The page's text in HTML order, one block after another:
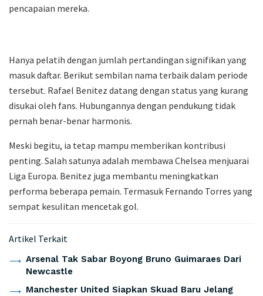
pencapaian mereka.
Hanya pelatih dengan jumlah pertandingan signifikan yang
masuk daftar. Berikut sembilan nama terbaik dalam periode
tersebut. Rafael Benitez datang dengan status yang kurang
disukai oleh fans. Hubungannya dengan pendukung tidak
pernah benar-benar harmonis.
Meski begitu, ia tetap mampu memberikan kontribusi
penting. Salah satunya adalah membawa Chelsea menjuarai
Liga Europa. Benitez juga membantu meningkatkan
performa beberapa pemain. Termasuk Fernando Torres yang
sempat kesulitan mencetak gol.
Artikel Terkait
Arsenal Tak Sabar Boyong Bruno Guimaraes Dari
Newcastle
Manchester United Siapkan Skuad Baru Jelang